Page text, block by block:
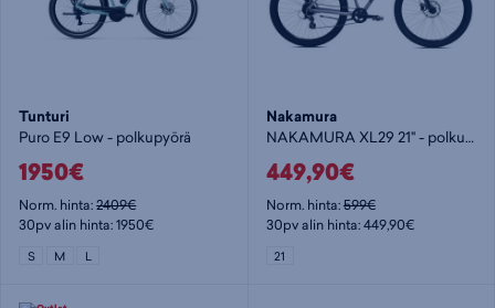
Tunturi
Puro E9 Low - polkupyörä
1950€
Norm. hinta:2409€
30pv alin hinta: 1950€
S M L
Nakamura
NAKAMURA XL29 21" - polkupyörä
449,90€
Norm. hinta:599€
30pv alin hinta: 449,90€
21